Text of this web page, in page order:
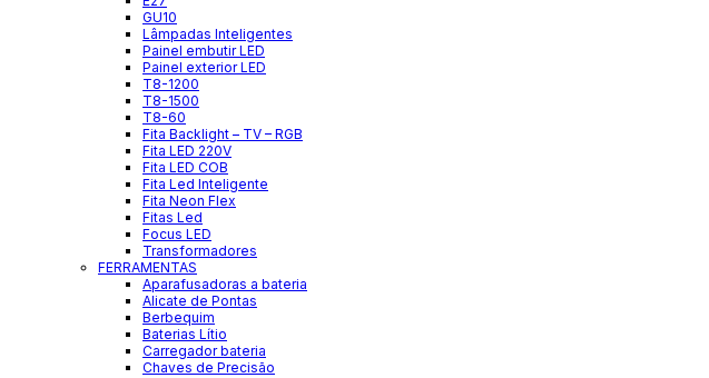
GU10
Lâmpadas Inteligentes
Painel embutir LED
Painel exterior LED
T8-1200
T8-1500
T8-60
Fita Backlight – TV – RGB
Fita LED 220V
Fita LED COB
Fita Led Inteligente
Fita Neon Flex
Fitas Led
Focus LED
Transformadores
FERRAMENTAS
Aparafusadoras a bateria
Alicate de Pontas
Berbequim
Baterias Lítio
Carregador bateria
Chaves de Precisão